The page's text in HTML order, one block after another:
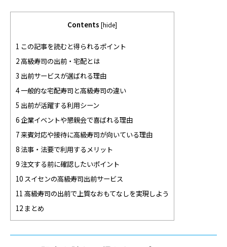
Contents [hide]
1 この記事を読むと得られるポイント
2 高級寿司の出前・宅配とは
3 出前サービスが選ばれる理由
4 一般的な宅配寿司と高級寿司の違い
5 出前が活躍する利用シーン
6 企業イベントや懇親会で喜ばれる理由
7 来賓対応や接待に高級寿司が向いている理由
8 法事・法要で利用するメリット
9 注文する前に確認したいポイント
10 スイセンの高級寿司出前サービス
11 高級寿司の出前で上質なおもてなしを実現しよう
12 まとめ